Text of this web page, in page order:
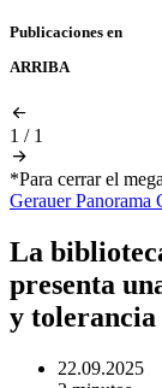
Publicaciones en
ARRIBA
1 / 1
*Para cerrar el
Gerauer Panorama
La
presenta
y tolerancia
22.09.2025